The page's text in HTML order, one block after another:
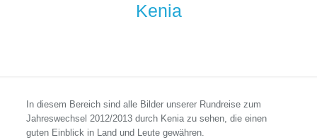
Kenia
In diesem Bereich sind alle Bilder unserer Rundreise zum
Jahreswechsel 2012/2013 durch Kenia zu sehen, die einen
guten Einblick in Land und Leute gewähren.